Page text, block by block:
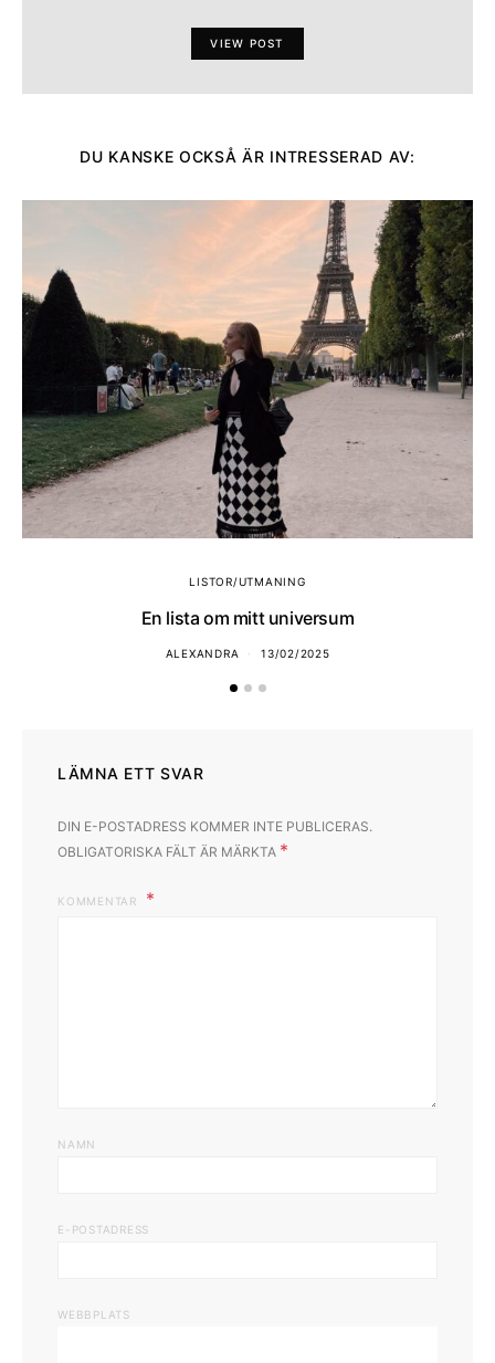
VIEW POST
DU KANSKE OCKSÅ ÄR INTRESSERAD AV:
LISTOR/UTMANING
En lista om mitt universum
ALEXANDRA 13/02/2025
LÄMNA ETT SVAR
DIN E-POSTADRESS KOMMER INTE PUBLICERAS.
OBLIGATORISKA FÄLT ÄR MÄRKTA *
KOMMENTAR
NAMN
E-POSTADRESS
WEBBPLATS